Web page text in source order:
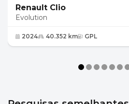
Renault Clio
Evolution
2024 40.352 km GPL